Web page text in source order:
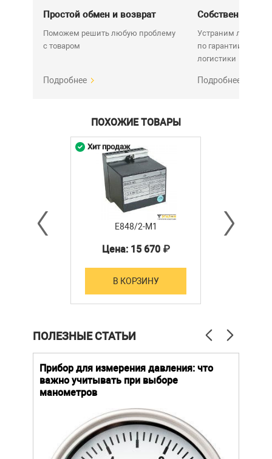
Простой обмен и возврат
Поможем решить любую проблему
с товаром
Подробнее
Собственный
Устраним любую
по гарантии. Срок
логистики
Подробнее
ПОХОЖИЕ ТОВАРЫ
Е848/2-М1
Цена: 15 670 ₽
В КОРЗИНУ
Хит продаж
ПОЛЕЗНЫЕ СТАТЬИ
Прибор для измерения давления: что
важно учитывать при выборе
манометров